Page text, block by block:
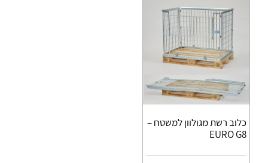
כלוב רשת מגולוון למשטח –
EURO G8